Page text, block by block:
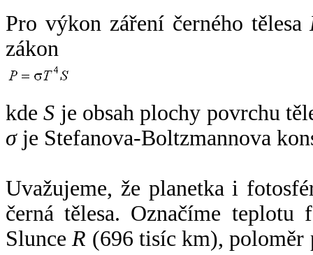
Pro výkon záření černého tělesa
zákon
kdeS je obsah plochy povrchu
σje Stefanova-Boltzmannova
Uvažujeme, že planetka i
černá tělesa. Označíme
SlunceR (696 tisíc km),